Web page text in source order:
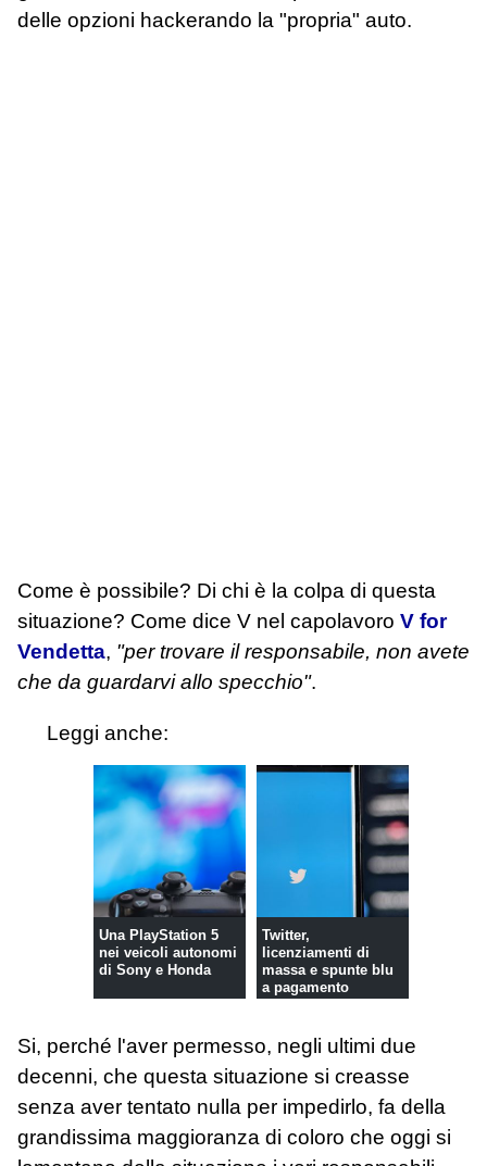
delle opzioni hackerando la "propria" auto.
Come è possibile? Di chi è la colpa di questa
situazione? Come dice V nel capolavoro V for
Vendetta, "per trovare il responsabile, non avete
che da guardarvi allo specchio".
Leggi anche:
Una PlayStation 5
nei veicoli autonomi
di Sony e Honda
Twitter,
licenziamenti di
massa e spunte blu
a pagamento
Si, perché l'aver permesso, negli ultimi due
decenni, che questa situazione si creasse
senza aver tentato nulla per impedirlo, fa della
grandissima maggioranza di coloro che oggi si